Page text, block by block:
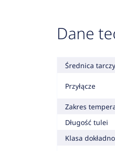
Dane
Średnica tarczy
Przyłącze
Zakres
Długość tulei
Klasa